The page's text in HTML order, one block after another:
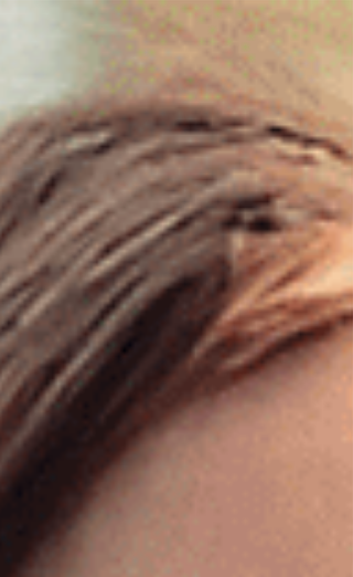
hjälpa utsatta individer att nå
självförsörjning och ett liv fritt från våld.
Genom utbildningar, vägledning och
strategisk samverkan med offentlig sektor,
akademi och civilsamhälle skapas
evidensbaserade verktyg för tidigare upptä